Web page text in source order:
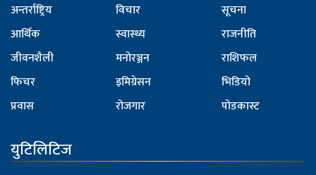
अन्तर्राष्ट्रिय
आर्थिक
जीवनशैली
फिचर
प्रवास
विचार
स्वास्थ्य
मनोरञ्जन
इमिग्रेसन
रोजगार
सूचना
राजनीति
राशिफल
भिडियो
पोडकास्ट
युटिलिटिज